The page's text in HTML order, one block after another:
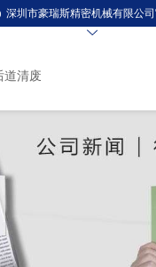
道清废
深圳市豪瑞斯精密机械有限公